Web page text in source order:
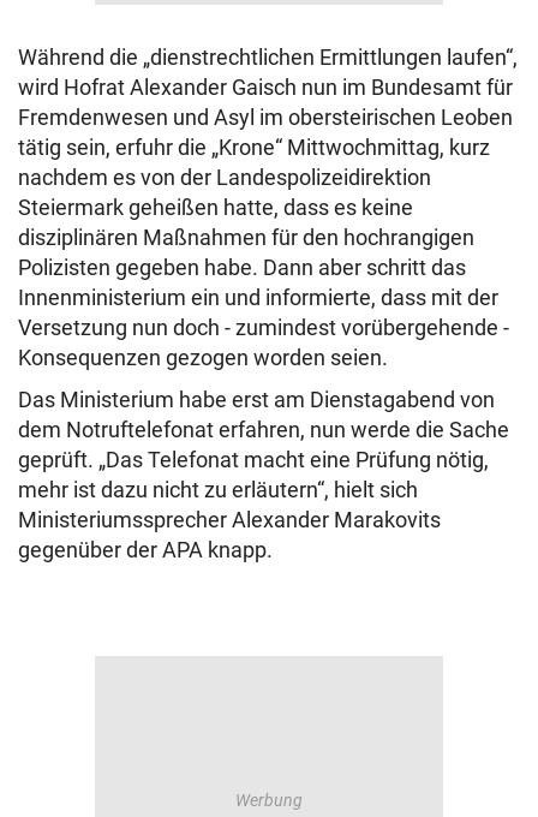
Während die „dienstrechtlichen Ermittlungen laufen“,
wird Hofrat Alexander Gaisch nun im Bundesamt für
Fremdenwesen und Asyl im obersteirischen Leoben
tätig sein, erfuhr die „Krone“ Mittwochmittag, kurz
nachdem es von der Landespolizeidirektion
Steiermark geheißen hatte, dass es keine
disziplinären Maßnahmen für den hochrangigen
Polizisten gegeben habe. Dann aber schritt das
Innenministerium ein und informierte, dass mit der
Versetzung nun doch - zumindest vorübergehende -
Konsequenzen gezogen worden seien.
Das Ministerium habe erst am Dienstagabend von
dem Notruftelefonat erfahren, nun werde die Sache
geprüft. „Das Telefonat macht eine Prüfung nötig,
mehr ist dazu nicht zu erläutern“, hielt sich
Ministeriumssprecher Alexander Marakovits
gegenüber der APA knapp.